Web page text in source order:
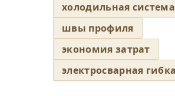
холодильная система
швы профиля
экономия затрат
электросварная гибка